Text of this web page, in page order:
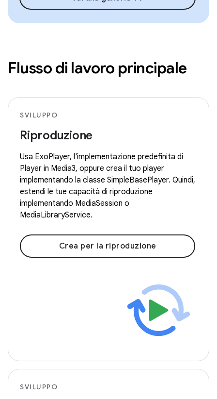
Flusso di lavoro principale
SVILUPPO
Riproduzione
Usa ExoPlayer, l'implementazione predefinita di
Player in Media3, oppure crea il tuo player
implementando la classe SimpleBasePlayer. Quindi,
estendi le tue capacità di riproduzione
implementando MediaSession o
MediaLibraryService.
Crea per la riproduzione
SVILUPPO